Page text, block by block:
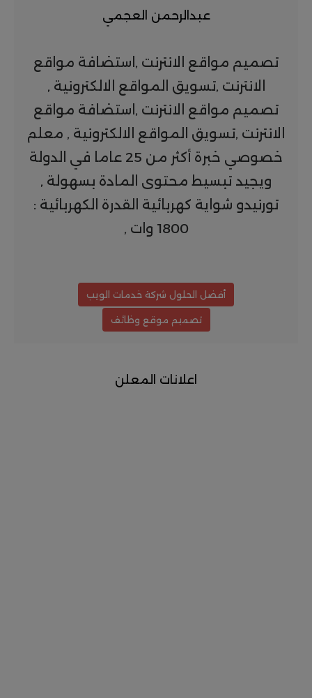
عبدالرحمن العجمي
تصميم مواقع الانترنت ,استضافة مواقع
الانترنت ,تسويق المواقع الالكترونية ,
تصميم مواقع الانترنت ,استضافة مواقع
الانترنت ,تسويق المواقع الالكترونية , معلم
خصوصي خبرة أكثر من 25 عاما في الدولة
ويجيد تبسيط محتوى المادة بسهولة ,
تورنيدو شواية كهربائية القدرة الكهربائية :
1800 وات ,
أفضل الحلول شركة خدمات الويب
تصميم موقع وظائف
اعلانات المعلن